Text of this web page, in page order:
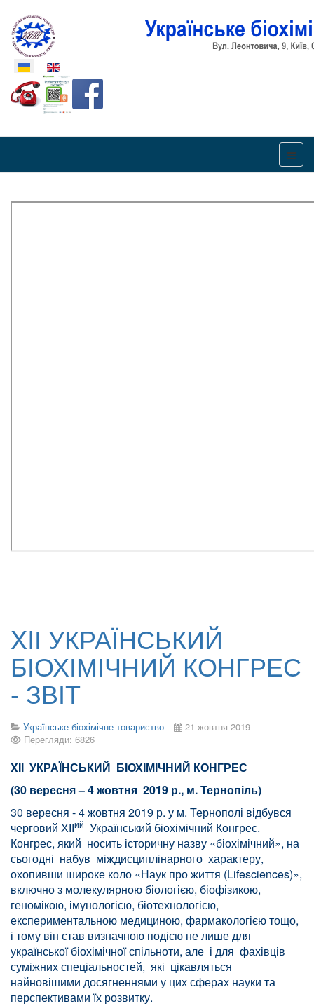
Оберіть свою мову
XIІ УКРАЇНСЬКИЙ
БІОХІМІЧНИЙ КОНГРЕС
- ЗВІТ
Українське біохімічне товариство
21 жовтня 2019
Перегляди: 6826
XIІ УКРАЇНСЬКИЙ БІОХІМІЧНИЙ КОНГРЕС
(30 вересня – 4 жовтня 2019 р., м. Тернопіль)
30 вересня - 4 жовтня 2019 р. у м. Тернополі відбувся
черговий ХІІий Український біохімічний Конгрес.
Конгрес, який носить історичну назву «біохімічний», на
сьогодні набув міждисциплінарного характеру,
охопивши широке коло «Наук про життя (Lifesciences)»,
включно з молекулярною біологією, біофізикою,
геномікою, імунологією, біотехнологією,
експериментальною медициною, фармакологією тощо,
і тому він став визначною подією не лише для
української біохімічної спільноти, але і для фахівців
суміжних спеціальностей, які цікавляться
найновішими досягненнями у цих сферах науки та
перспективами їх розвитку.